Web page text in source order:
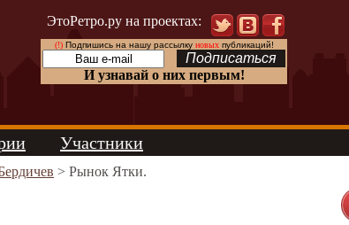
ЭтоРетро.ру на проектах:
(!)Подпишись на нашу рассылку новыхпубликаций!
И узнавай о них первым!
Участники
> Рынок Ятки.